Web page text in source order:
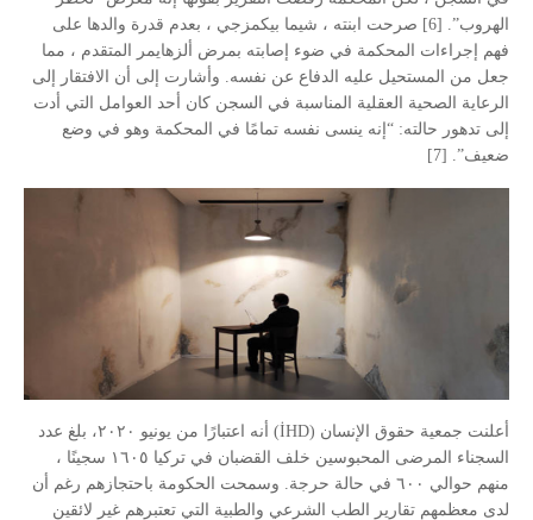
الهروب”. [6] صرحت ابنته ، شيما بيكمزجي ، بعدم قدرة والدها على
فهم إجراءات المحكمة في ضوء إصابته بمرض ألزهايمر المتقدم ، مما
جعل من المستحيل عليه الدفاع عن نفسه. وأشارت إلى أن الافتقار إلى
الرعاية الصحية العقلية المناسبة في السجن كان أحد العوامل التي أدت
إلى تدهور حالته: “إنه ينسى نفسه تمامًا في المحكمة وهو في وضع
ضعيف”. [7]
أعلنت جمعية حقوق الإنسان (İHD) أنه اعتبارًا من يونيو ٢٠٢٠، بلغ عدد
السجناء المرضى المحبوسين خلف القضبان في تركيا ١٦٠٥ سجينًا ،
منهم حوالي ٦٠٠ في حالة حرجة. وسمحت الحكومة باحتجازهم رغم أن
لدى معظمهم تقارير الطب الشرعي والطبية التي تعتبرهم غير لائقين